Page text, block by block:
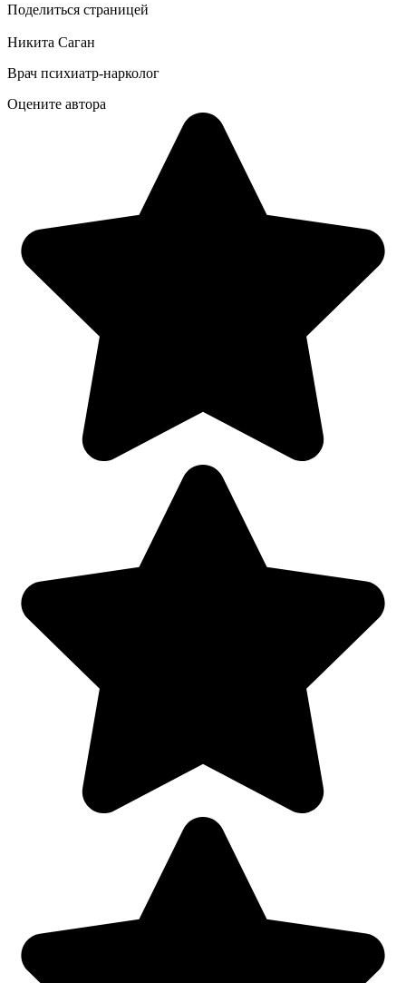
Поделиться страницей
Никита Саган
Врач психиатр-нарколог
Оцените автора